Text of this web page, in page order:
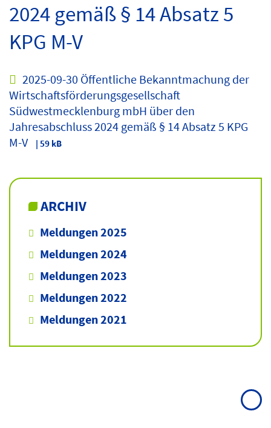
2024 gemäß § 14 Absatz 5
KPG M-V
2025-09-30 Öffentliche Bekanntmachung der
Wirtschaftsförderungsgesellschaft
Südwestmecklenburg mbH über den
Jahresabschluss 2024 gemäß § 14 Absatz 5 KPG
M-V
| 59 kB
ARCHIV
Meldungen 2025
Meldungen 2024
Meldungen 2023
Meldungen 2022
Meldungen 2021